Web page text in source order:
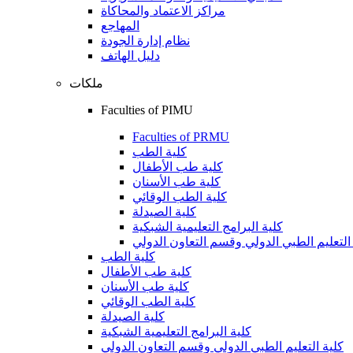
مراكز الاعتماد والمحاكاة
المهاجع
نظام إدارة الجودة
دليل الهاتف
ملكات
Faculties of PIMU
Faculties of PRMU
كلية الطب
كلية طب الأطفال
كلية طب الأسنان
كلية الطب الوقائي
كلية الصيدلة
كلية البرامج التعليمية الشبكية
التعليم الطبي الدولي وقسم التعاون الدولي
كلية الطب
كلية طب الأطفال
كلية طب الأسنان
كلية الطب الوقائي
كلية الصيدلة
كلية البرامج التعليمية الشبكية
كلية التعليم الطبي الدولي وقسم التعاون الدولي